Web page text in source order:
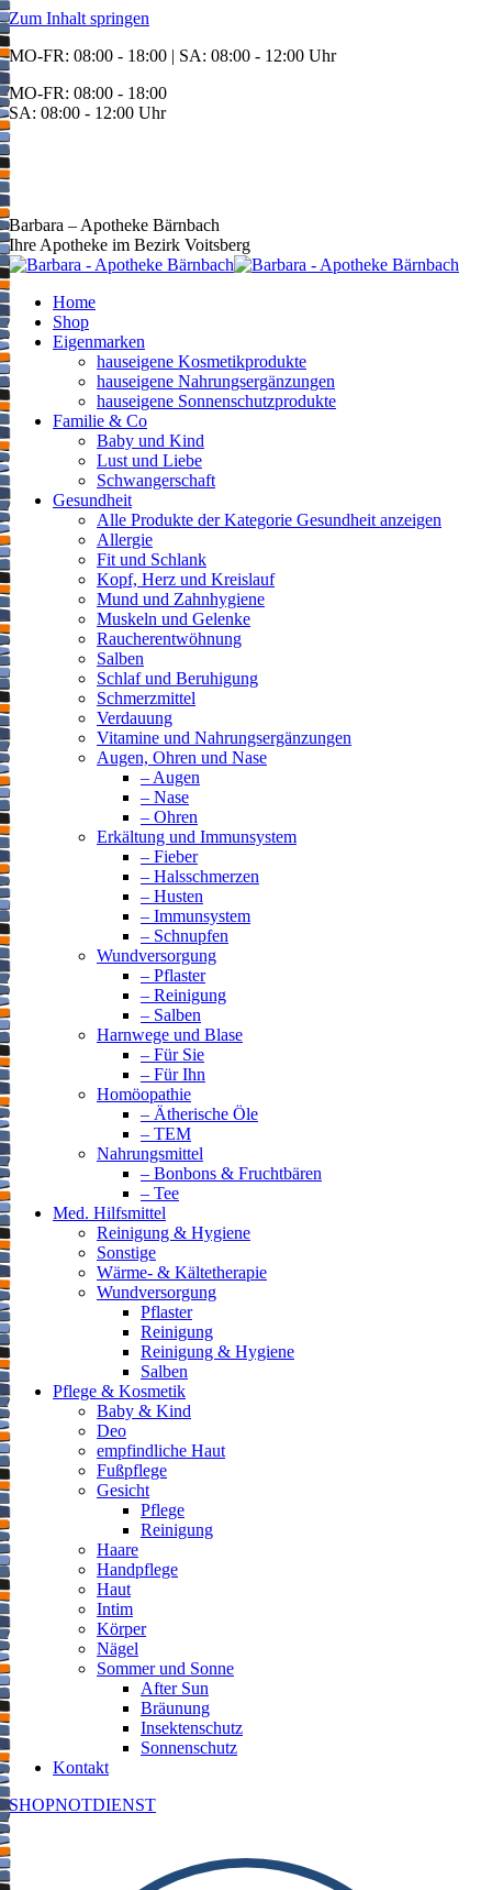
Zum Inhalt springen
MO-FR: 08:00 - 18:00 | SA: 08:00 - 12:00 Uhr
MO-FR: 08:00 - 18:00
SA: 08:00 - 12:00 Uhr
BEREITSCHAFT
+43 3142 62553
Barbara – Apotheke Bärnbach
Ihre Apotheke im Bezirk Voitsberg
Home
Shop
Eigenmarken
hauseigene Kosmetikprodukte
hauseigene Nahrungsergänzungen
hauseigene Sonnenschutzprodukte
Familie & Co
Baby und Kind
Lust und Liebe
Schwangerschaft
Gesundheit
Alle Produkte der Kategorie Gesundheit anzeigen
Allergie
Fit und Schlank
Kopf, Herz und Kreislauf
Mund und Zahnhygiene
Muskeln und Gelenke
Raucherentwöhnung
Salben
Schlaf und Beruhigung
Schmerzmittel
Verdauung
Vitamine und Nahrungsergänzungen
Augen, Ohren und Nase
– Augen
– Nase
– Ohren
Erkältung und Immunsystem
– Fieber
– Halsschmerzen
– Husten
– Immunsystem
– Schnupfen
Wundversorgung
– Pflaster
– Reinigung
– Salben
Harnwege und Blase
– Für Sie
– Für Ihn
Homöopathie
– Ätherische Öle
– TEM
Nahrungsmittel
– Bonbons & Fruchtbären
– Tee
Med. Hilfsmittel
Reinigung & Hygiene
Sonstige
Wärme- & Kältetherapie
Wundversorgung
Pflaster
Reinigung
Reinigung & Hygiene
Salben
Pflege & Kosmetik
Baby & Kind
Deo
empfindliche Haut
Fußpflege
Gesicht
Pflege
Reinigung
Haare
Handpflege
Haut
Intim
Körper
Nägel
Sommer und Sonne
After Sun
Bräunung
Insektenschutz
Sonnenschutz
Kontakt
SHOPNOTDIENST